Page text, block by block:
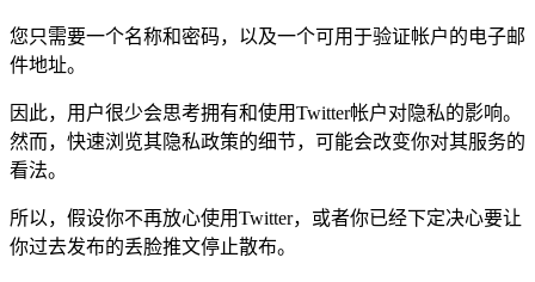
您只需要一个名称和密码，以及一个可用于验证帐户的电子邮
件地址。
因此，用户很少会思考拥有和使用Twitter帐户对隐私的影响。
然而，快速浏览其隐私政策的细节，可能会改变你对其服务的
看法。
所以，假设你不再放心使用Twitter，或者你已经下定决心要让
你过去发布的丢脸推文停止散布。